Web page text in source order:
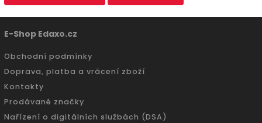
E-Shop Edaxo.cz
Obchodní podmínky
Doprava, platba a vrácení zboží
Kontakty
Prodávané značky
Nařízení o digitálních službách (DSA)